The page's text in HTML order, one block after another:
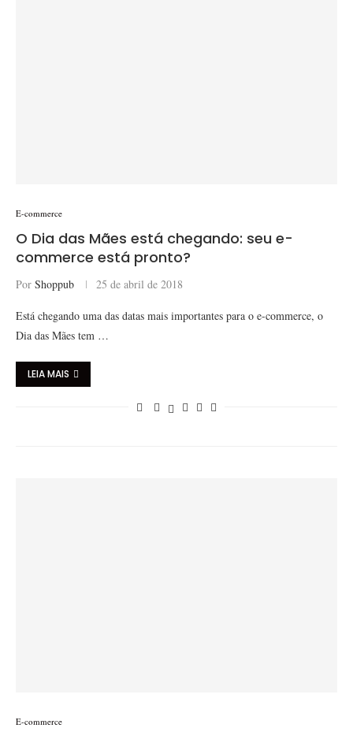
E-commerce
O Dia das Mães está chegando: seu e-
commerce está pronto?
Por Shoppub 25 de abril de 2018
Está chegando uma das datas mais importantes para o e-commerce, o
Dia das Mães tem …
LEIA MAIS
E-commerce